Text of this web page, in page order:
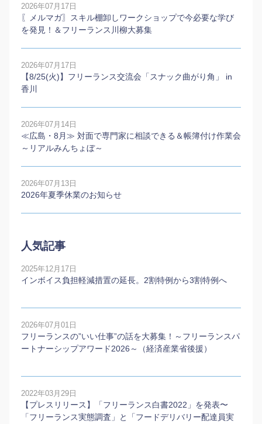
2026年07月17日
〖メルマガ〗スキル棚卸しワークショップで今必要な学び
を発見！＆フリーランス川柳大募集
2026年07月17日
【8/25(火)】フリーランス交流会「スナック曲がり角」 in
香川
2026年07月14日
≪広島・8月≫ 対面で専門家に相談できる＆帳簿付け作業会
～リアルみんちょぼ～
2026年07月13日
2026年夏季休業のお知らせ
人気記事
2025年12月17日
インボイス負担軽減措置の延長。2割特例から3割特例へ
2026年07月01日
フリーランスの”いい仕事”の話を大募集！～フリーランスパ
ートナーシップアワード2026～（経済産業省後援）
2022年03月29日
【プレスリリース】「フリーランス白書2022」を発表〜
「フリーランス実態調査」と「フードデリバリー配達員実